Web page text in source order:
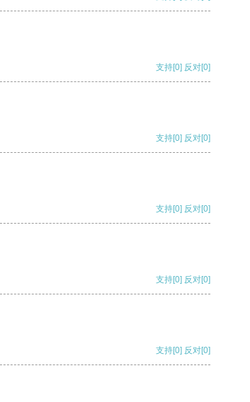
支持[0] 反对[0]
支持[0] 反对[0]
支持[0] 反对[0]
支持[0] 反对[0]
支持[0] 反对[0]